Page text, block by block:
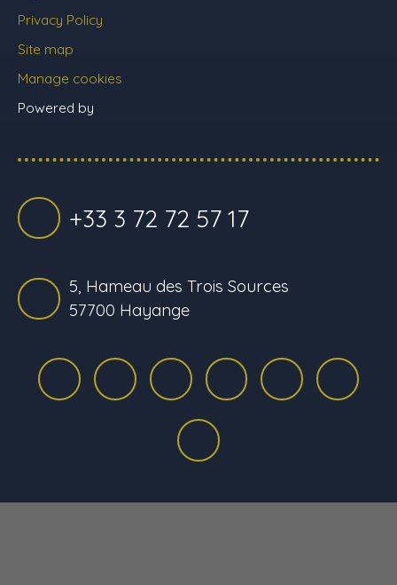
Privacy Policy
Site map
Manage cookies
Powered by
+33 3 72 72 57 17
5, Hameau des Trois Sources
57700 Hayange